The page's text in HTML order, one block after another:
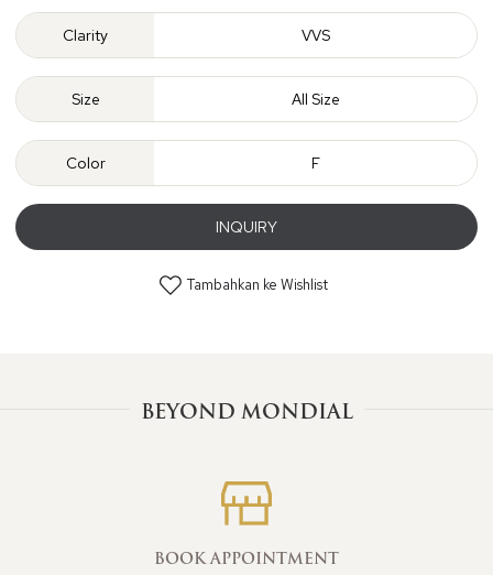
Clarity VVS
Size All Size
Color F
INQUIRY
Tambahkan ke Wishlist
BEYOND MONDIAL
BOOK APPOINTMENT